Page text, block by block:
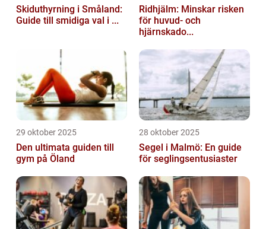
Skiduthyrning i Småland:
Guide till smidiga val i ...
Ridhjälm: Minskar risken
för huvud- och
hjärnskado...
29 oktober 2025
Den ultimata guiden till
gym på Öland
28 oktober 2025
Segel i Malmö: En guide
för seglingsentusiaster